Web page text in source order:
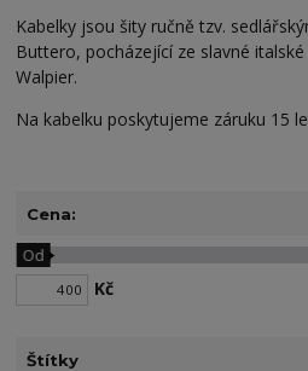
Kabelky jsou šity ručně tzv.
Buttero, pocházející ze slavné
Walpier.
Na kabelku poskytujeme záruku 15
Cena:
Kč
Od
Štítky